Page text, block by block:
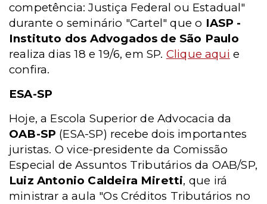
competência: Justiça Federal ou Estadual"
durante o seminário "Cartel" que o IASP -
Instituto dos Advogados de São Paulo
realiza dias 18 e 19/6, em SP. Clique aqui e
confira.
ESA-SP
Hoje, a Escola Superior de Advocacia da
OAB-SP (ESA-SP) recebe dois importantes
juristas. O vice-presidente da Comissão
Especial de Assuntos Tributários da OAB/SP,
Luiz Antonio Caldeira Miretti, que irá
ministrar a aula "Os Créditos Tributários no